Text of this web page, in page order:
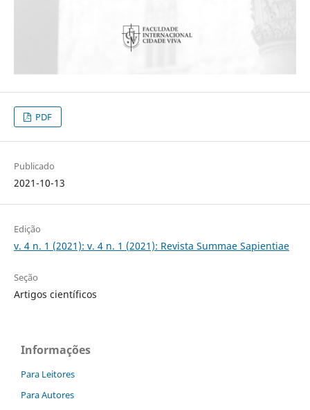
PDF
Publicado
2021-10-13
Edição
v. 4 n. 1 (2021): v. 4 n. 1 (2021): Revista Summae Sapientiae
Seção
Artigos científicos
Informações
Para Leitores
Para Autores